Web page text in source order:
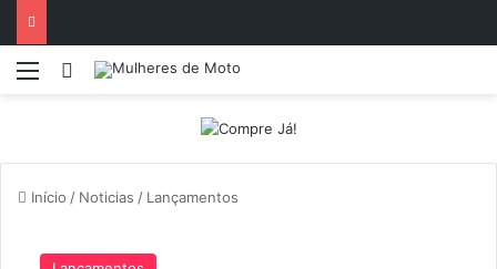
Menu Entrar
Início / Noticias / Lançamentos